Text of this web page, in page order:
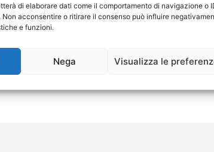
di elaborare dati come il comportamento di navigazione o
Non acconsentire o ritirare il consenso può influire
e funzioni.
Nega Visualizza le